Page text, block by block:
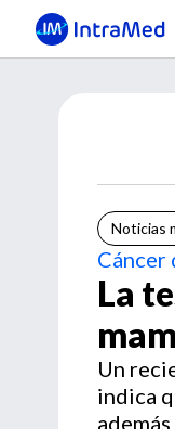
Noticias
Cáncer
La
Un
indica